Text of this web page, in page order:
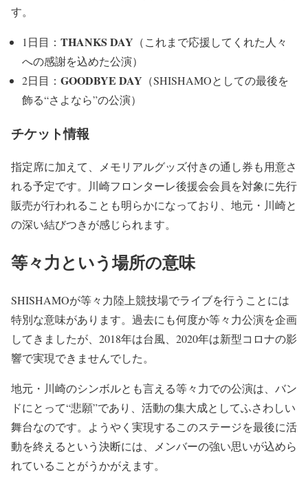
す。
1日目： THANKS DAY （これまで応援してくれた人々
への感謝を込めた公演）
2日目： GOODBYE DAY （SHISHAMOとしての最後を
飾る“さよなら”の公演）
チケット情報
指定席に加えて、メモリアルグッズ付きの通し券も用意さ
れる予定です。川崎フロンターレ後援会会員を対象に先行
販売が行われることも明らかになっており、地元・川崎と
の深い結びつきが感じられます。
等々力という場所の意味
SHISHAMOが等々力陸上競技場でライブを行うことには
特別な意味があります。過去にも何度か等々力公演を企画
してきましたが、2018年は台風、2020年は新型コロナの影
響で実現できませんでした。
地元・川崎のシンボルとも言える等々力での公演は、バン
ドにとって“悲願”であり、活動の集大成としてふさわしい
舞台なのです。ようやく実現するこのステージを最後に活
動を終えるという決断には、メンバーの強い思いが込めら
れていることがうかがえます。